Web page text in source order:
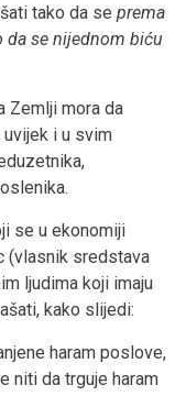
tako da se prema
se nijednom biću
Zemlji mora da
uvijek i u svim
se u ekonomiji
(vlasnik sredstava
ljudima koji imaju
kako slijedi:
haram poslove,
niti da trguje haram